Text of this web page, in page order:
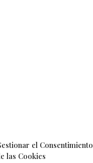
el Consentimiento
las Cookies